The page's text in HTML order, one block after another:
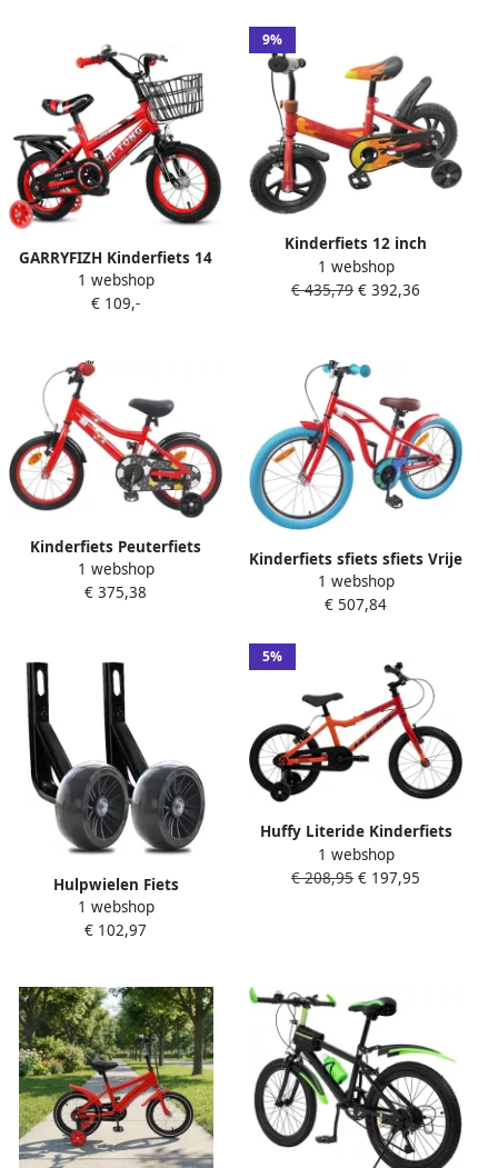
GARRYFIZH Kinderfiets 14
Inch met Achterzitje – &
Fiets 2-6 Jaar – Verstelbaar
1 webshop
€ 109,-
9%
Kinderfiets 12 inch
Peuterfiets sportfiets Veilig
leren fietsen Stevig
1 webshop
€ 435,79 € 392,36
Kinderfiets Peuterfiets
Wegfiets Avontuurlijke Rit
Verstelbaar Stuur Zadel 16
1 webshop
€ 375,38
Kinderfiets sfiets sfiets Vrije
Tijd Stabiele Stalen
Constructie 20 inch Rood
1 webshop
€ 507,84
Hulpwielen Fiets
Stabilisatoren Kinderfiets
Veilig Leren Fietsen
1 webshop
€ 102,97
5%
Huffy Literide Kinderfiets
Jongens 16 inch Rood Twee
handremmen
1 webshop
€ 208,95 € 197,95